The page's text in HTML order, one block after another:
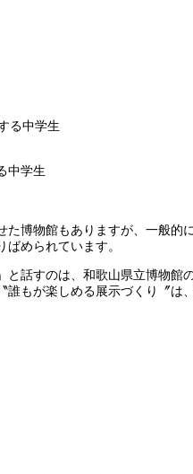
中学生
博物館もありますが、一般
められています。
話すのは、和歌山県立博物
もが楽しめる展示づくり〞は